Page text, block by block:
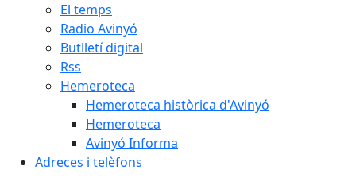
El temps
Radio Avinyó
Butlletí digital
Rss
Hemeroteca
Hemeroteca històrica d'Avinyó
Hemeroteca
Avinyó Informa
Adreces i telèfons